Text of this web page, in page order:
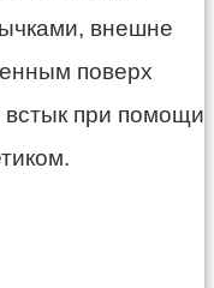
внешне
поверх
встык при помощи